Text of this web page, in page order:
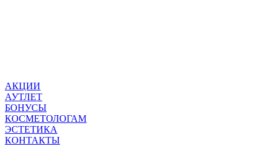
АКЦИИ
АУТЛЕТ
БОНУСЫ
КОСМЕТОЛОГАМ
ЭСТЕТИКА
КОНТАКТЫ